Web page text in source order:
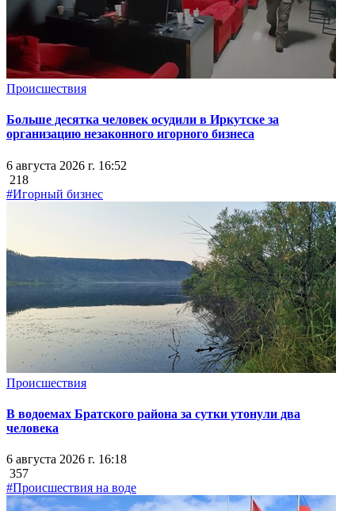
Происшествия
Больше десятка человек осудили в Иркутске за
организацию незаконного игорного бизнеса
6 августа 2026 г. 16:52
218
#Игорный бизнес
Происшествия
В водоемах Братского района за сутки утонули два
человека
6 августа 2026 г. 16:18
357
#Происшествия на воде